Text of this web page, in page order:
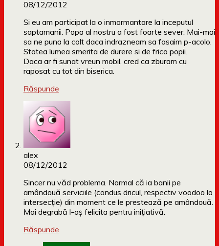
08/12/2012
Si eu am participat la o inmormantare la inceputul
saptamanii. Popa al nostru a fost foarte sever. Mai-mai
sa ne puna la colt daca indrazneam sa fasaim p-acolo.
Statea lumea smerita de durere si de frica popii.
Daca ar fi sunat vreun mobil, cred ca zburam cu
raposat cu tot din biserica.
Răspunde
alex
08/12/2012
Sincer nu văd problema. Normal că ia banii pe
amândouă serviciile (condus dricul, respectiv voodoo la
intersecție) din moment ce le prestează pe amândouă.
Mai degrabă l-aș felicita pentru inițiativă.
Răspunde